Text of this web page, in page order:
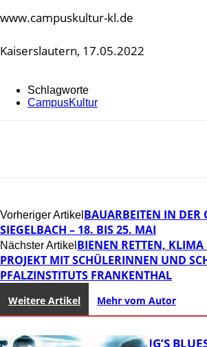
www.campuskultur-kl.de
Kaiserslautern, 17.05.2022
Schlagworte
CampusKultur
Vorheriger Artikel BAUARBEITEN IN DER
IEGELBACH – 18. BIS 25. MAI
Nächster Artikel BIENEN RETTEN, KLIMA
PROJEKT MIT SCHÜLERINNEN UND
PFALZINSTITUTS FRANKENTHAL
Weitere Artikel Mehr vom Autor
THOMAS BLUG’S